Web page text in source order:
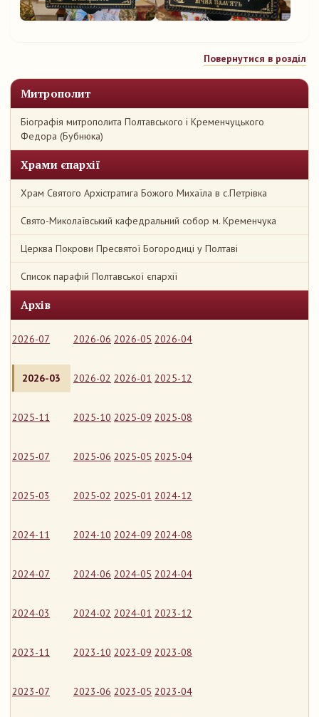
Митрополит
Біографія митрополита Полтавського і Кременчуцького
Федора (Бубнюка)
Храми єпархії
Храм Святого Архістратига Божого Михаїла в с.Петрівка
Свято-Миколаївський кафедральний собор м. Кременчука
Церква Покрови Пресвятої Богородиці у Полтаві
Список парафій Полтавської єпархії
Архів
2026-07 2026-06 2026-05 2026-04
2026-03 2026-02 2026-01 2025-12
2025-11 2025-10 2025-09 2025-08
2025-07 2025-06 2025-05 2025-04
2025-03 2025-02 2025-01 2024-12
2024-11 2024-10 2024-09 2024-08
2024-07 2024-06 2024-05 2024-04
2024-03 2024-02 2024-01 2023-12
2023-11 2023-10 2023-09 2023-08
2023-07 2023-06 2023-05 2023-04
Повернутися в розділ